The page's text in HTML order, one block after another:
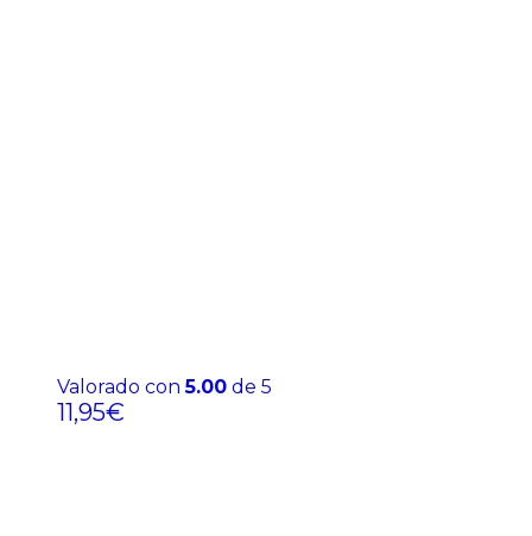
Valorado con5.00 de 5
11,95€